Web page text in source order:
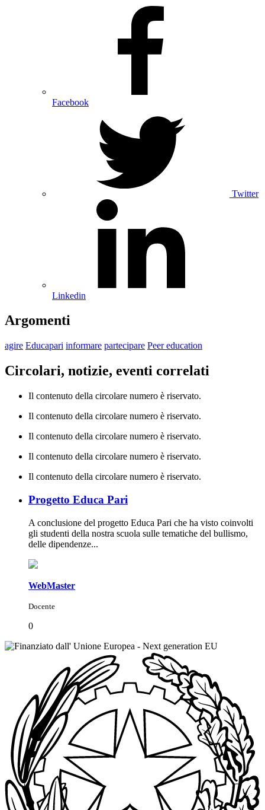
Facebook
Twitter
Linkedin
Argomenti
agire Educapari informare partecipare Peer education
Circolari, notizie, eventi correlati
Il contenuto della circolare numero è riservato.
Il contenuto della circolare numero è riservato.
Il contenuto della circolare numero è riservato.
Il contenuto della circolare numero è riservato.
Il contenuto della circolare numero è riservato.
Progetto Educa Pari
A conclusione del progetto Educa Pari che ha visto coinvolti
gli studenti della nostra scuola sulle tematiche del bullismo,
delle dipendenze...
WebMaster
Docente
0